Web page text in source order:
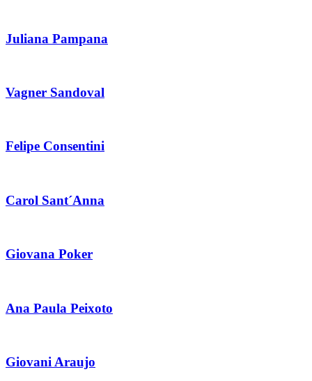
Juliana Pampana
Vagner Sandoval
Felipe Consentini
Carol Sant´Anna
Giovana Poker
Ana Paula Peixoto
Giovani Araujo